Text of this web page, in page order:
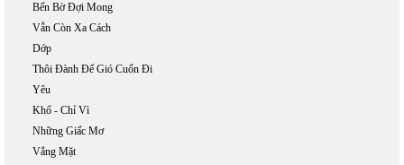
Bến Bờ Đợi Mong
Vẫn Còn Xa Cách
Dớp
Thôi Đành Để Gió Cuốn Đi
Yêu
Khổ - Chỉ Vì
Những Giấc Mơ
Vắng Mặt